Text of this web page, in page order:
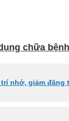
chữa
nhớ, giảm đãng